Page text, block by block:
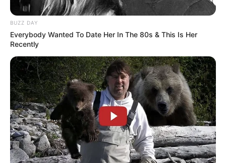
Le Pronostic PMU du Quinté du jour en 7
chevaux du PRIX CONSTELLATION
1er: 10 NELSON GREENWOOD
2ème: 2 ZOOM DIAMANT
3ème: 15 KENO PETTEVINIERE
4ème: 11 CAVIAR FROM MINE
5ème: 16 JUST A LADY
6ème: 14 KOUFRA IRIS’EYES
7ème: 4 EXPRESS D’ARC
Les regrets ou en cas de non-partant: 5 KRACOVIA et/ou 7
BUZZ DAY
Everybody Wanted To Date Her In The 80s & This Is Her
Recently